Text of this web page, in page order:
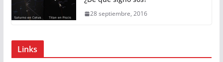
28 septiembre, 2016
Links